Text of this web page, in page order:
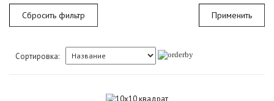
Сбросить фильтр
Сортировка: